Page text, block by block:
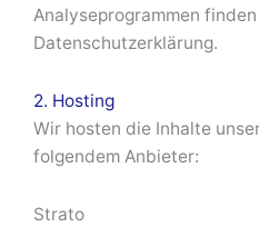
Analyseprogrammen
Datenschutzerklärung.
2. Hosting
Wir hosten die Inhalte
folgendem Anbieter:
Strato